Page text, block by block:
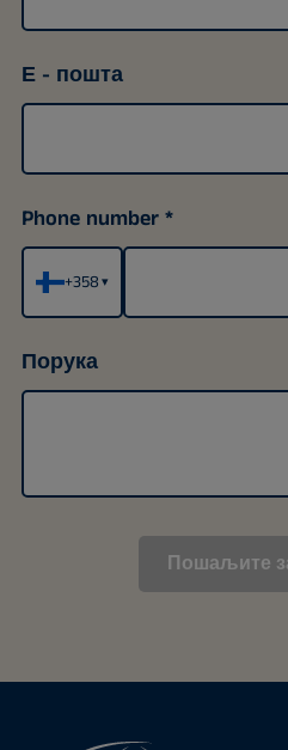
Е - пошта
Phone number
+358▾
Порука